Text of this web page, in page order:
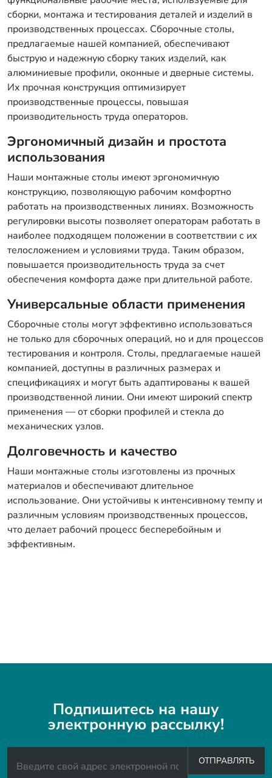
сборки, монтажа и тестирования деталей и изделий в
производственных процессах. Сборочные столы,
предлагаемые нашей компанией, обеспечивают
быструю и надежную сборку таких изделий, как
алюминиевые профили, оконные и дверные системы.
Их прочная конструкция оптимизирует
производственные процессы, повышая
производительность труда операторов.
Эргономичный дизайн и простота
использования
Наши монтажные столы имеют эргономичную
конструкцию, позволяющую рабочим комфортно
работать на производственных линиях. Возможность
регулировки высоты позволяет операторам работать в
наиболее подходящем положении в соответствии с их
телосложением и условиями труда. Таким образом,
повышается производительность труда за счет
обеспечения комфорта даже при длительной работе.
Универсальные области применения
Сборочные столы могут эффективно использоваться
не только для сборочных операций, но и для процессов
тестирования и контроля. Столы, предлагаемые нашей
компанией, доступны в различных размерах и
спецификациях и могут быть адаптированы к вашей
производственной линии. Они имеют широкий спектр
применения — от сборки профилей и стекла до
механических узлов.
Долговечность и качество
Наши монтажные столы изготовлены из прочных
материалов и обеспечивают длительное
использование. Они устойчивы к интенсивному темпу и
различным условиям производственных процессов,
что делает рабочий процесс бесперебойным и
эффективным.
Подпишитесь на нашу
электронную рассылку!
ОТПРАВЛЯТЬ